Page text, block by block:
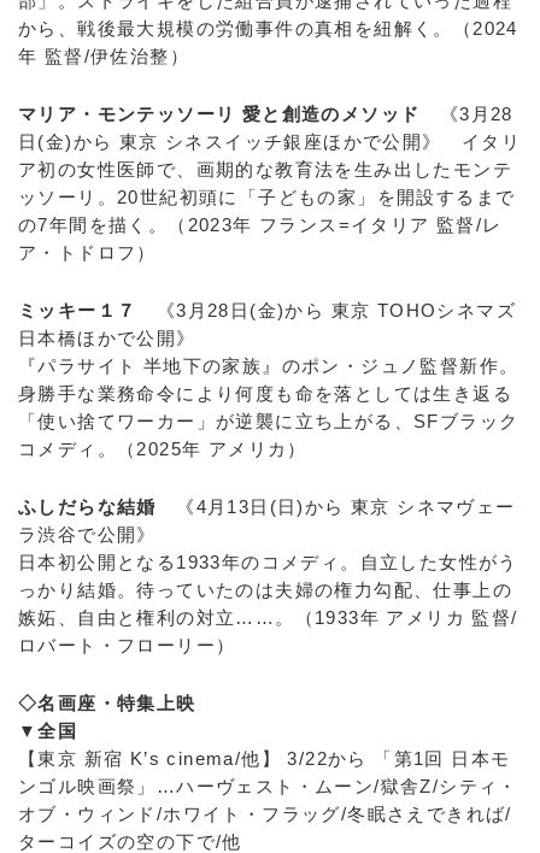
から、戦後最大規模の労働事件の真相を紐解く。（2024
年 監督/伊佐治整）
マリア・モンテッソーリ 愛と創造のメソッド
《3月28
日(金)から 東京 シネスイッチ銀座ほかで公開》 イタリ
ア初の女性医師で、画期的な教育法を生み出したモンテ
ッソーリ。20世紀初頭に「子どもの家」を開設するまで
の7年間を描く。（2023年 フランス=イタリア 監督/レ
ア・トドロフ）
ミッキー１７
《3月28日(金)から 東京 TOHOシネマズ
日本橋ほかで公開》
『パラサイト 半地下の家族』のポン・ジュノ監督新作。
身勝手な業務命令により何度も命を落としては生き返る
「使い捨てワーカー」が逆襲に立ち上がる、SFブラック
コメディ。（2025年 アメリカ）
ふしだらな結婚
《4月13日(日)から 東京 シネマヴェー
ラ渋谷で公開》
日本初公開となる1933年のコメディ。自立した女性がう
っかり結婚。待っていたのは夫婦の権力勾配、仕事上の
嫉妬、自由と権利の対立……。（1933年 アメリカ 監督/
ロバート・フローリー）
◇名画座・特集上映
▼全国
【東京 新宿 K’s cinema/他】 3/22から 「第1回 日本モ
ンゴル映画祭」…ハーヴェスト・ムーン/獄舎Z/シティ・
オブ・ウィンド/ホワイト・フラッグ/冬眠さえできれば/
ターコイズの空の下で/他